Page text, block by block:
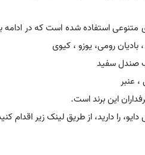
استفاده شده است که در ادامه
رومی، یوزو ، کیوی
صندل سفید
عنبر
این برند است.
را دارید، از طریق لینک زیر اقدام